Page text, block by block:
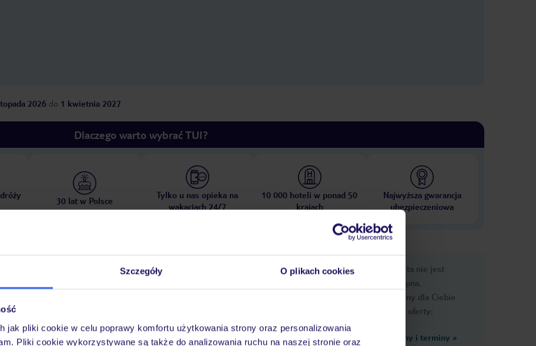
Szczegóły O plikach cookies
jak pliki cookie w celu poprawy komfortu użytkowania strony oraz personalizowania
Pliki cookie wykorzystywane są także do analizowania ruchu na naszej stronie oraz
2026 do 1 kwietnia 2027
Dlaczego warto wybrać TUI?
30 lat w Polsce
Tylko u nas opieka na
wakacjach 24/7
10 000 hoteli w ponad 50
krajach
Najwyższa gwarancja
ubezpieczeniowa
Wyżywienie Ważne informacje
Ups, ta oferta nie jest
dostępna.
Przygotowaliśmy dla Ciebie
podobne oferty:
Zobacz inne ceny i terminy »